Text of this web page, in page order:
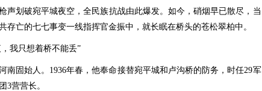
声划破宛平城夜空，全民族抗战由此爆发。如今，硝烟早已散尽，当
存亡的七七事变一线指挥官金振中，就长眠在桥头的苍松翠柏中。
我只想着桥不能丢”
南固始人。1936年春，他奉命接替宛平城和卢沟桥的防务，时任29军
3营营长。